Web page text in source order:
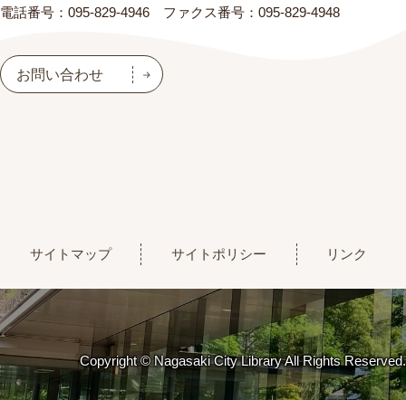
電話番号：095-829-4946 ファクス番号：095-829-4948
お問い合わせ
サイトマップ サイトポリシー リンク
Copyright © Nagasaki City Library All Rights Reserved.